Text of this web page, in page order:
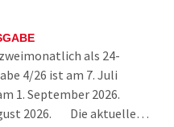
als 24-
4/26 ist am 7. Juli
1. September 2026.
2026. Die aktuelle…